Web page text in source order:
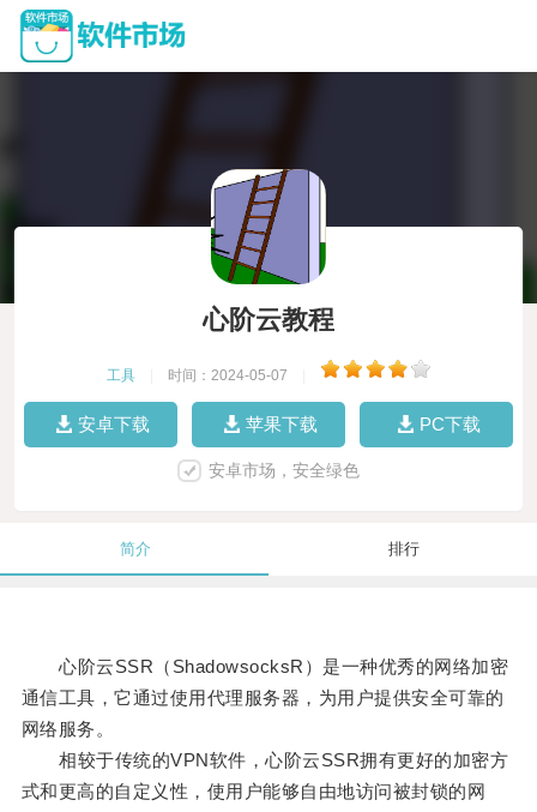
心阶云教程
工具 时间：2024-05-07
安卓下载 苹果下载 PC下载
安卓市场，安全绿色
简介 排行
心阶云SSR（ShadowsocksR）是一种优秀的网络加密
通信工具，它通过使用代理服务器，为用户提供安全可靠的
网络服务。
相较于传统的VPN软件，心阶云SSR拥有更好的加密方
式和更高的自定义性，使用户能够自由地访问被封锁的网